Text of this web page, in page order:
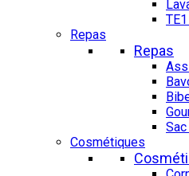
Repas
Repas
Cosmétiques